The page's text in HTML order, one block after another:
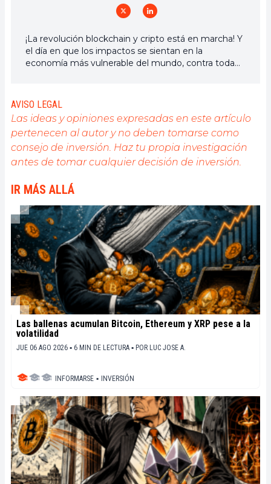
¡La revolución blockchain y cripto está en marcha! Y
el día en que los impactos se sientan en la
economía más vulnerable del mundo, contra toda
AVISO LEGAL
Las ideas y opiniones expresadas en este artículo
pertenecen al autor y no deben tomarse como
consejo de inversión. Haz tu propia investigación
antes de tomar cualquier decisión de inversión.
IR MÁS ALLÁ
Las ballenas acumulan Bitcoin, Ethereum y XRP pese a la
volatilidad
JUE 06 AGO 2026 ▪ 6 MIN DE LECTURA ▪ POR LUC JOSE A.
INFORMARSE ▪ INVERSIÓN